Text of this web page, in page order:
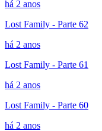
há 2 anos
Lost Family - Parte 62
há 2 anos
Lost Family - Parte 61
há 2 anos
Lost Family - Parte 60
há 2 anos